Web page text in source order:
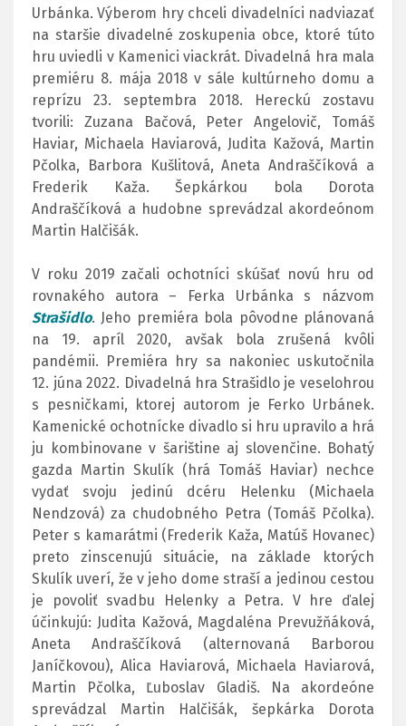
Urbánka. Výberom hry chceli divadelníci nadviazať
na staršie divadelné zoskupenia obce, ktoré túto
hru uviedli v Kamenici viackrát. Divadelná hra mala
premiéru 8. mája 2018 v sále kultúrneho domu a
reprízu 23. septembra 2018. Hereckú zostavu
tvorili: Zuzana Bačová, Peter Angelovič, Tomáš
Haviar, Michaela Haviarová, Judita Kažová, Martin
Pčolka, Barbora Kušlitová, Aneta Andraščíková a
Frederik Kaža. Šepkárkou bola Dorota
Andraščíková a hudobne sprevádzal akordeónom
Martin Halčišák.
V roku 2019 začali ochotníci skúšať novú hru od
rovnakého autora – Ferka Urbánka s názvom
Strašidlo. Jeho premiéra bola pôvodne plánovaná
na 19. apríl 2020, avšak bola zrušená kvôli
pandémii. Premiéra hry sa nakoniec uskutočnila
12. júna 2022. Divadelná hra Strašidlo je veselohrou
s pesničkami, ktorej autorom je Ferko Urbánek.
Kamenické ochotnícke divadlo si hru upravilo a hrá
ju kombinovane v šarištine aj slovenčine. Bohatý
gazda Martin Skulík (hrá Tomáš Haviar) nechce
vydať svoju jedinú dcéru Helenku (Michaela
Nendzová) za chudobného Petra (Tomáš Pčolka).
Peter s kamarátmi (Frederik Kaža, Matúš Hovanec)
preto zinscenujú situácie, na základe ktorých
Skulík uverí, že v jeho dome straší a jedinou cestou
je povoliť svadbu Helenky a Petra. V hre ďalej
účinkujú: Judita Kažová, Magdaléna Prevužňáková,
Aneta Andraščíková (alternovaná Barborou
Janíčkovou), Alica Haviarová, Michaela Haviarová,
Martin Pčolka, Ľuboslav Gladiš. Na akordeóne
sprevádzal Martin Halčišák, šepkárka Dorota